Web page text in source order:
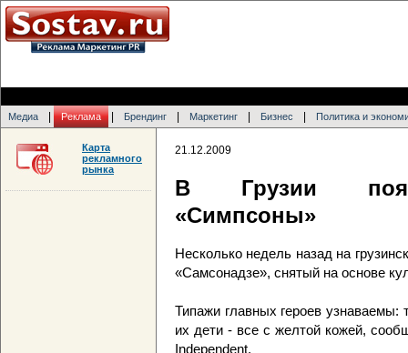
Медиа Реклама Брендинг Маркетинг Бизнес Политика и
21.12.2009
В Грузии
«Симпсоны»
Несколько недель назад на
«Самсонадзе», снятый на основе
Типажи главных героев
их дети - все с желтой кожей,
Independent.
Карта
рекламного
рынка